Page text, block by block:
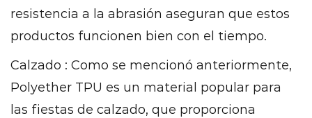
resistencia a la abrasión aseguran que estos
productos funcionen bien con el tiempo.
Calzado : Como se mencionó anteriormente,
Polyether TPU es un material popular para
las fiestas de calzado, que proporciona